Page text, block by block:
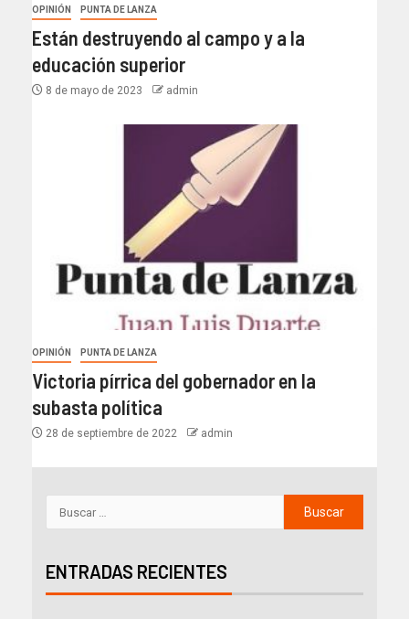
OPINIÓN PUNTA DE LANZA
Están destruyendo al campo y a la
educación superior
8 de mayo de 2023 admin
OPINIÓN PUNTA DE LANZA
Victoria pírrica del gobernador en la
subasta política
28 de septiembre de 2022 admin
ENTRADAS RECIENTES